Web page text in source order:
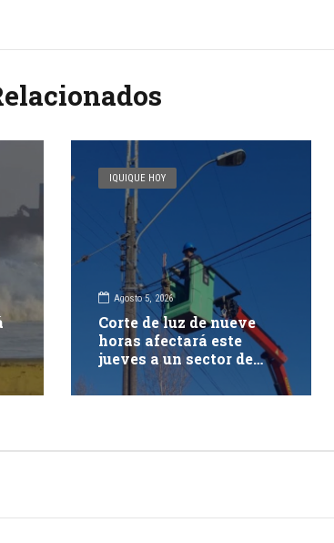
IQUIQUE HOY
Agosto 5, 2026
Corte de luz de nueve
horas afectará este
jueves a un sector de